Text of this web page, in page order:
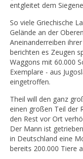
entgleitet dem
So viele Griechische
Gelände an der
Aneinanderreiben
berichten es Zeugen
Waggons mit 60.000
Exemplare - aus
eingetroffen.
Theil will den ganz
einen großen Teil der
den Rest vor Ort
Der Mann ist
in Deutschland eine
bereits 200.000 Tiere